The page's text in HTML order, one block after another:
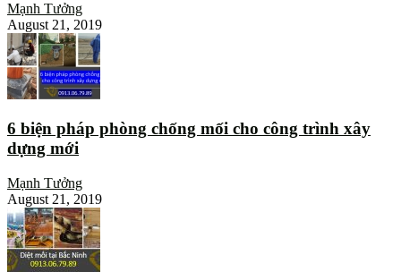
Mạnh Tưởng
August 21, 2019
6 biện pháp phòng chống mối cho công trình xây
dựng mới
Mạnh Tưởng
August 21, 2019